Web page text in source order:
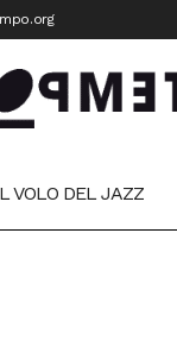
VOLO DEL JAZZ